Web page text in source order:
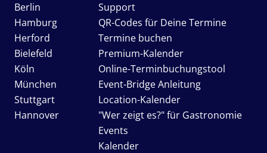
Berlin
Hamburg
Herford
Bielefeld
Köln
München
Stuttgart
Hannover
Support
QR-Codes für Deine Termine
Termine buchen
Premium-Kalender
Online-Terminbuchungstool
Event-Bridge Anleitung
Location-Kalender
"Wer zeigt es?" für Gastronomie
Events
Kalender